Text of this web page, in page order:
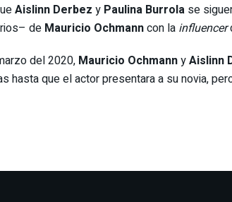
Aislinn Derbez y Paulina Burrola se
de Mauricio Ochmanncon la influencer
del 2020, Mauricio OchmannyAislinn
hasta que el actor presentara a su novia,